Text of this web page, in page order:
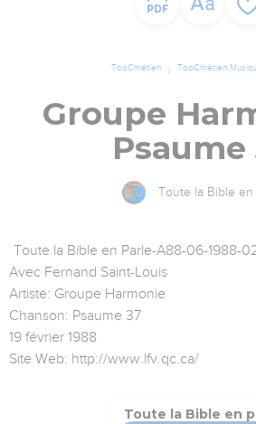
TopChrétien TopChrétien
Groupe
Psaume
Toute la Bible en
Toute la Bible en Parle-A88-06-1988-
Avec Fernand Saint-Louis
Artiste: Groupe Harmonie
Chanson: Psaume 37
19 février 1988
Site Web: http://www.lfv.qc.ca/
Toute la Bible en